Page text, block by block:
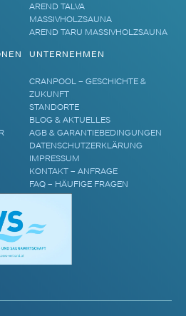
AREND TALVA
MASSIVHOLZSAUNA
AREND TARU MASSIVHOLZSAUNA
UNTERNEHMEN
CRANPOOL – GESCHICHTE &
ZUKUNFT
STANDORTE
BLOG & AKTUELLES
AGB & GARANTIEBEDINGUNGEN
DATENSCHUTZERKLÄRUNG
IMPRESSUM
KONTAKT – ANFRAGE
FAQ – HÄUFIGE FRAGEN